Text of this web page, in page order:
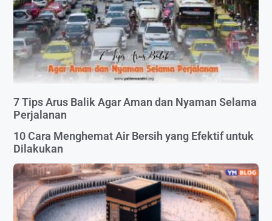
7 Tips Arus Balik Agar Aman dan Nyaman Selama
Perjalanan
10 Cara Menghemat Air Bersih yang Efektif untuk
Dilakukan